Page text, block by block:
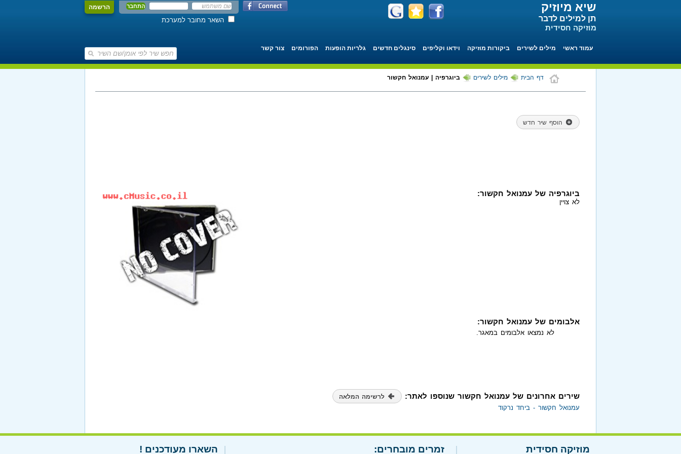
הרשמה
השאר מחובר למערכת
שיא מיוזיק
תן למילים לדבר
מוזיקה חסידית
עמוד ראשי מילים לשירים ביקורות מוזיקה וידאו וקליפים סינגלים חדשים גלריות הופעות הפורומים צור קשר
דף הבית מילים לשירים ביוגרפיה | עמנואל חקשור
הוסף שיר חדש
ביוגרפיה של עמנואל חקשור:
לא צויין
אלבומים של עמנואל חקשור:
לא נמצאו אלבומים במאגר.
שירים אחרונים של עמנואל חקשור שנוספו לאתר: לרשימה המלאה
עמנואל חקשור - ביחד נרקוד
מוזיקה חסידית זמרים מובחרים: השארו מעודכנים !